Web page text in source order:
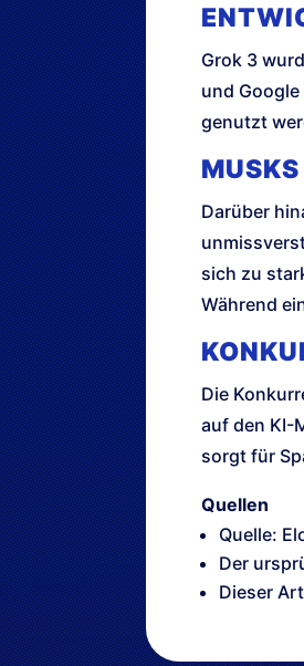
Grok 3
und
genutzt
Darüber
sich zu
Während
Die
auf den KI-
sorgt für
Quellen
Quelle:
Der
Dieser